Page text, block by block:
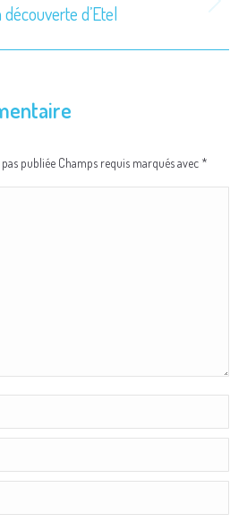
Ongletd’Etel
publiée Champs requis marqués avec *